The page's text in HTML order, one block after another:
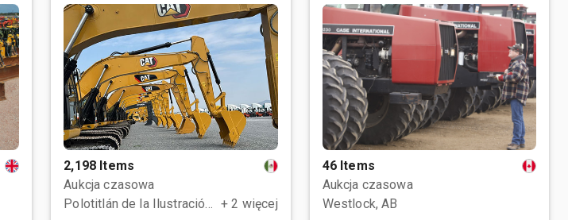
2,198 Items
Aukcja czasowa
Polotitlán de la Ilustración, MEX + 2 więcej
46 Items
Aukcja czasowa
Westlock, AB